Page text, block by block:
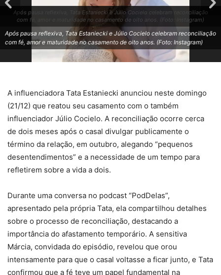
Após pausa reflexiva, Tata Estaniecki e Júlio Cocielo celebram reconciliação
com fé, amor e maturidade no casamento de oito anos. (Foto: Instagram)
Após pausa reflexiva, Tata Estaniecki e Júlio Cocielo celebram reconciliação
com fé, amor e maturidade no casamento de oito anos. (Foto: Instagram)
A influenciadora Tata Estaniecki anunciou neste domingo
(21/12) que reatou seu casamento com o também
influenciador Júlio Cocielo. A reconciliação ocorre cerca
de dois meses após o casal divulgar publicamente o
término da relação, em outubro, alegando “pequenos
desentendimentos” e a necessidade de um tempo para
refletirem sobre a vida a dois.
Durante uma conversa no podcast “PodDelas”,
apresentado pela própria Tata, ela compartilhou detalhes
sobre o processo de reconciliação, destacando a
importância do afastamento temporário. A sensitiva
Márcia, convidada do episódio, revelou que orou
intensamente para que o casal voltasse a ficar junto, e Tata
confirmou que a fé teve um papel fundamental na